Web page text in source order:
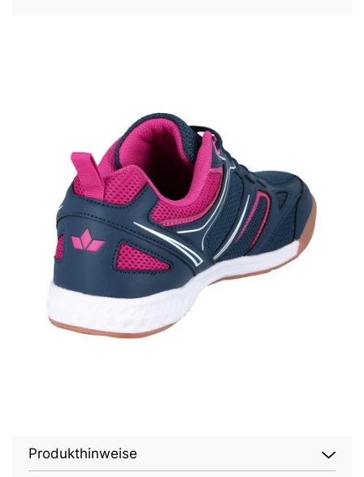
Produkthinweise